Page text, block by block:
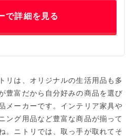
で詳細を見る
リは、オリジナルの生活用品も多
豊富だから自分好みの商品を選び
メーカーです。インテリア家具や
ング用品など豊富な商品が揃って
。ニトリでは、取っ手が取れてそ